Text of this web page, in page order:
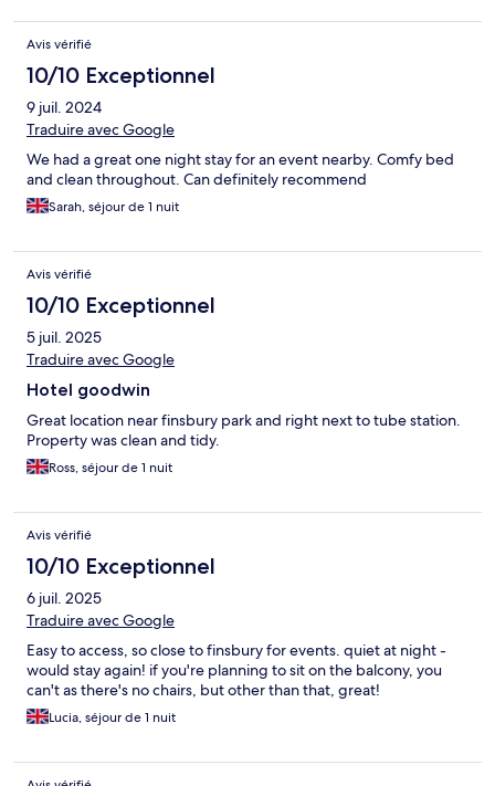
Avis vérifié
10/10 Exceptionnel
9 juil. 2024
Traduire avec Google
We had a great one night stay for an event nearby. Comfy bed
and clean throughout. Can definitely recommend
Sarah, séjour de 1 nuit
Avis vérifié
10/10 Exceptionnel
5 juil. 2025
Traduire avec Google
Hotel goodwin
Great location near finsbury park and right next to tube station.
Property was clean and tidy.
Ross, séjour de 1 nuit
Avis vérifié
10/10 Exceptionnel
6 juil. 2025
Traduire avec Google
Easy to access, so close to finsbury for events. quiet at night -
would stay again! if you're planning to sit on the balcony, you
can't as there's no chairs, but other than that, great!
Lucia, séjour de 1 nuit